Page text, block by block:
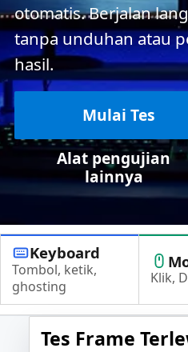
otomatis. Berjalan
tanpa unduhan atau
hasil.
Mulai Tes
Alat pengujian
lainnya
Keyboard
Tombol, ketik,
ghosting
Klik,
Tes Frame